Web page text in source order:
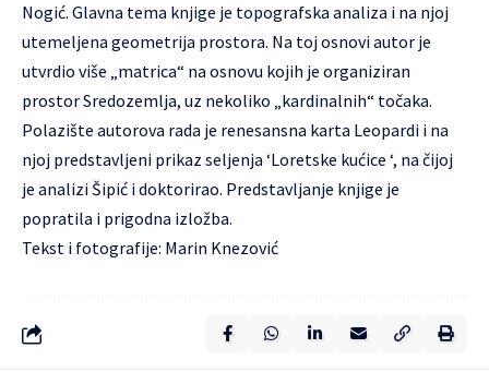
Nogić. Glavna tema knjige je topografska analiza i na njoj
utemeljena geometrija prostora. Na toj osnovi autor je
utvrdio više „matrica“ na osnovu kojih je organiziran
prostor Sredozemlja, uz nekoliko „kardinalnih“ točaka.
Polazište autorova rada je renesansna karta Leopardi i na
njoj predstavljeni prikaz seljenja ‘Loretske kućice ‘, na čijoj
je analizi Šipić i doktorirao. Predstavljanje knjige je
popratila i prigodna izložba.
Tekst i fotografije: Marin Knezović